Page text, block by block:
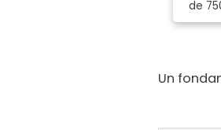
de
Un